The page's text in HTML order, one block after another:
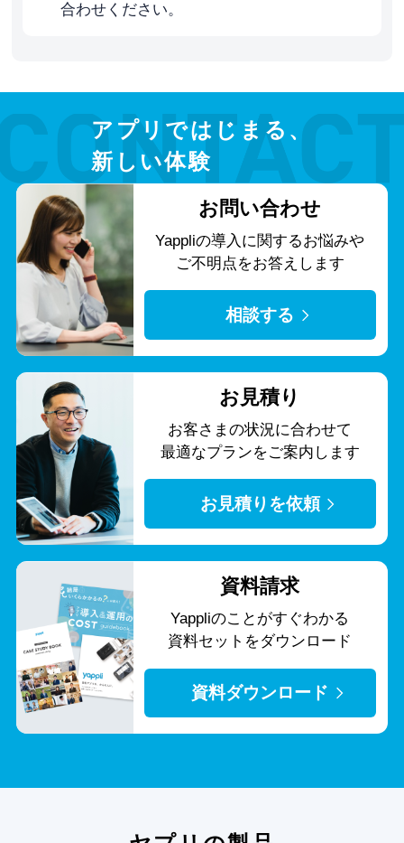
合わせください。
アプリではじまる、
新しい体験
お問い合わせ
Yappliの導入に関するお悩みや
ご不明点をお答えします
相談する
お見積り
お客さまの状況に合わせて
最適なプランをご案内します
お見積りを依頼
資料請求
Yappliのことがすぐわかる
資料セットをダウンロード
資料ダウンロード